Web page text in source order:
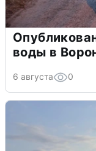
воды в
6 августа 0